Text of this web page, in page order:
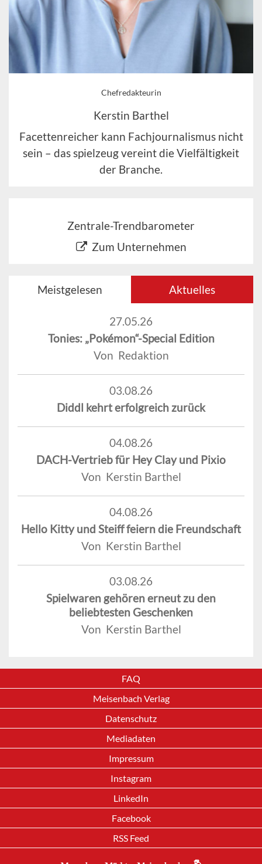
Chefredakteurin
Kerstin Barthel
Facettenreicher kann Fachjournalismus nicht
sein – das spielzeug vereint die Vielfältigkeit
der Branche.
Zentrale-Trendbarometer
Zum Unternehmen
Meistgelesen Aktuelles
27.05.26
Tonies: „Pokémon“-Special Edition
Von Redaktion
03.08.26
Diddl kehrt erfolgreich zurück
04.08.26
DACH-Vertrieb für Hey Clay und Pixio
Von Kerstin Barthel
04.08.26
Hello Kitty und Steiff feiern die Freundschaft
Von Kerstin Barthel
03.08.26
Spielwaren gehören erneut zu den
beliebtesten Geschenken
Von Kerstin Barthel
FAQ
Meisenbach Verlag
Datenschutz
Mediadaten
Impressum
Instagram
LinkedIn
Facebook
RSS Feed